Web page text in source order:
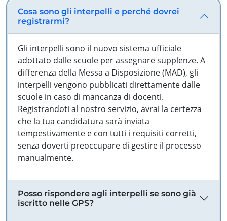
Cosa sono gli interpelli e perché dovrei
registrarmi?
Gli interpelli sono il nuovo sistema ufficiale
adottato dalle scuole per assegnare supplenze. A
differenza della Messa a Disposizione (MAD), gli
interpelli vengono pubblicati direttamente dalle
scuole in caso di mancanza di docenti.
Registrandoti al nostro servizio, avrai la certezza
che la tua candidatura sarà inviata
tempestivamente e con tutti i requisiti corretti,
senza doverti preoccupare di gestire il processo
manualmente.
Posso rispondere agli interpelli se sono già
iscritto nelle GPS?